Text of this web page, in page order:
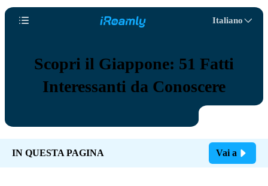
Italiano
Scopri il Giappone: 51 Fatti
Interessanti da Conoscere
IN QUESTA PAGINA Vai a